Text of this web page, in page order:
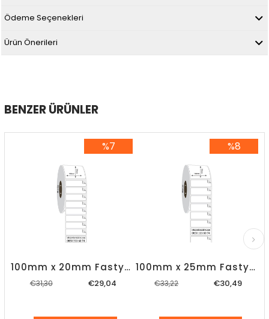
Ödeme Seçenekleri
Ürün Önerileri
BENZER ÜRÜNLER
100mm x 20mm Fastyre Etiket
€29,04
€31,30
%7
100mm x 25mm Fastyre Etiket
€30,49
€33,22
%8